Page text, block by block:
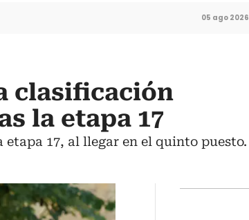
05 ago 2026
clasificación
la etapa 17
17, al llegar en el quinto puesto.